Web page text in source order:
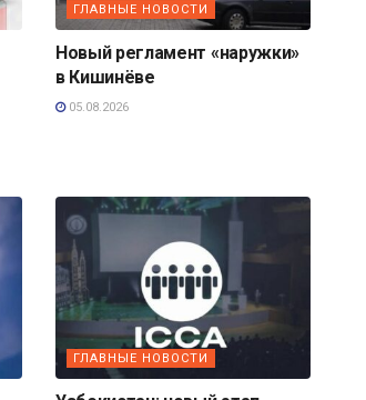
ГЛАВНЫЕ НОВОСТИ
Новый регламент «наружки»
в Кишинёве
05.08.2026
ГЛАВНЫЕ НОВОСТИ